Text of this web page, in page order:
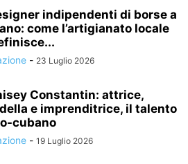
indipendenti di borse a
come l’artigianato locale
- 23 Luglio 2026
Constantin: attrice,
e imprenditrice, il talento
cubano
- 19 Luglio 2026